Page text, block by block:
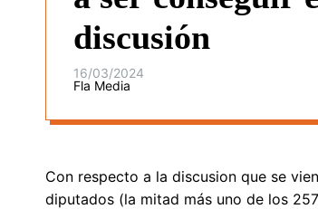
discusión
16/03/2024
Fla Media
Con respecto a la discusion que se
diputados (la mitad más uno de los